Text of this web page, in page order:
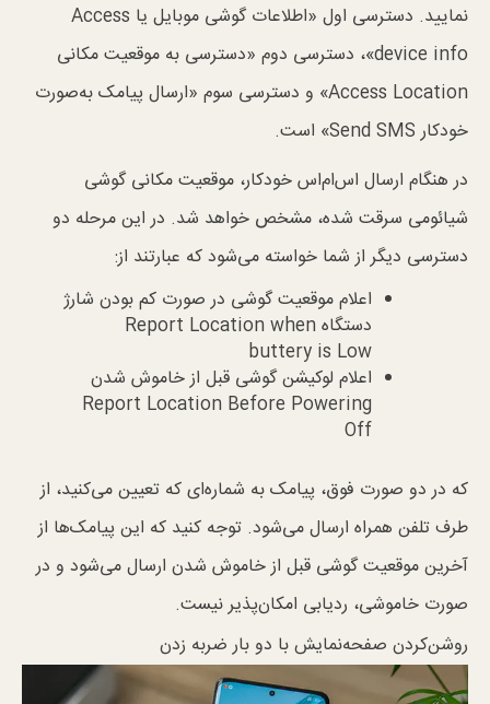
نمایید. دسترسی اول «اطلاعات گوشی موبایل یا Access
device info»، دسترسی دوم «دسترسی به موقعیت مکانی
Access Location» و دسترسی سوم «ارسال پیامک به‌صورت
خودکار Send SMS» است.
در هنگام ارسال اس‌ام‌اس خودکار، موقعیت مکانی گوشی
شیائومی سرقت شده، مشخص خواهد شد. در این مرحله دو
دسترسی دیگر از شما خواسته می‌شود که عبارتند از:
اعلام موقعیت گوشی در صورت کم بودن شارژ
دستگاه Report Location when
buttery is Low
اعلام لوکیشن گوشی قبل از خاموش شدن
Report Location Before Powering
Off
که در دو صورت فوق، پیامک به شماره‌ای که تعیین می‌کنید، از
طرف تلفن همراه ارسال می‌شود. توجه کنید که این پیامک‌ها از
آخرین موقعیت گوشی قبل از خاموش شدن ارسال می‌شود و در
صورت خاموشی، ردیابی امکان‌پذیر نیست.
روشن‌کردن صفحه‌نمایش با دو بار ضربه زدن